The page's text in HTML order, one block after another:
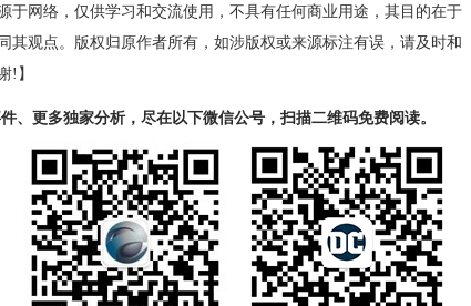
于网络，仅供学习和交流使用，不具有任何商业用途，其目的在于
其观点。版权归原作者所有，如涉版权或来源标注有误，请及时和
!】
、更多独家分析，尽在以下微信公号，扫描二维码免费阅读。